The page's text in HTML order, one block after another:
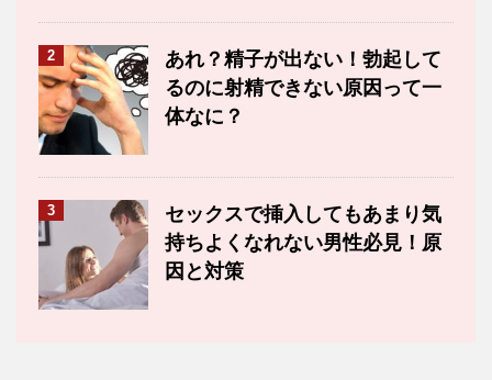
2
あれ？精子が出ない！勃起して
るのに射精できない原因って一
体なに？
3
セックスで挿入してもあまり気
持ちよくなれない男性必見！原
因と対策